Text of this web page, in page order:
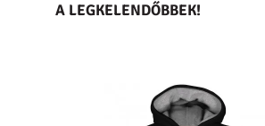
A LEGKELENDŐBBEK!